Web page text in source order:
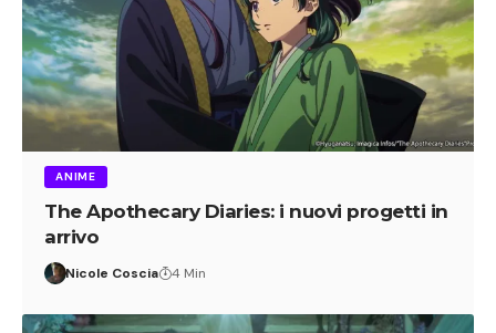
ANIME
The Apothecary Diaries: i nuovi progetti in
arrivo
Nicole Coscia 4 Min